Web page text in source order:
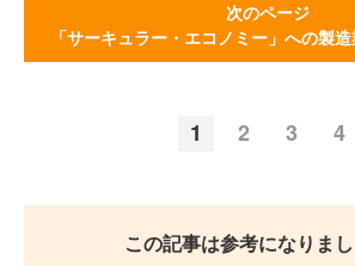
次のページ
「サーキュラー・エコノミー」への製
1 2 3 4
この記事は参考になりま